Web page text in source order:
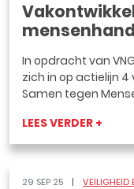
In opdracht van
zich in op actielijn
Samen tegen
LEES VERDER +
29 SEP 25 VEILIGHEID